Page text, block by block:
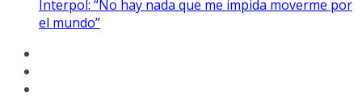
Interpol: “No hay nada que me impida moverme por
el mundo”